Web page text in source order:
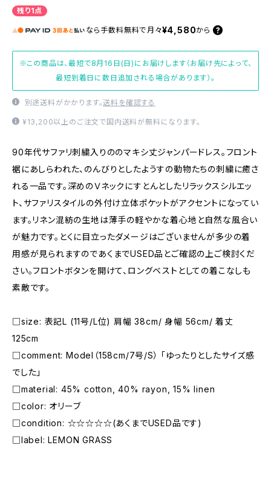
残り1点
なら 手数料無料で 月々¥4,580から
※この商品は、最短で8月16日(日)にお届けします（お届け先によって、
最短到着日に数日追加される場合があります）。
別途送料がかかります。送料を確認する
¥13,200以上のご注文で国内送料が無料になります。
90年代サファリ刺繍入りののマキシ丈ジャンパードレス。フロント
裾にあしらわれた、のんびりとしたようすの動物たちの刺繍に癒さ
れる一品です。深めのＶネックにすとんとしたリラックスシルエッ
ト、サファリスタイルの外付け立体ポケットがアクセントになってい
ます。リネン混紡の生地は薄手の軽やかな着心地と自然な風合い
が魅力です。とくに目立ったダメージはございませんが多少の着
用感が見られますのであくまでUSED品とご確認の上ご検討くだ
さい。フロントボタンを開けて、ロングベストとしての着こなしも
素敵です。
□size: 表記L (11号/L位) 肩幅 38cm/ 身幅 56cm/ 着丈
125cm
□comment: Model（158cm/7号/S） 「ゆったりとしたサイズ感
でした」
□material: 45% cotton, 40% rayon, 15% linen
□color: オリーブ
□condition: ☆☆☆☆☆(あくまでUSED品です)
□label: LEMON GRASS